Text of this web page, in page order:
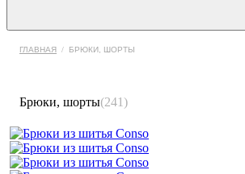
ГЛАВНАЯ / БРЮКИ, ШОРТЫ
Брюки, шорты(241)